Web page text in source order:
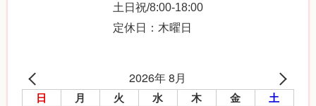
土日祝/8:00-18:00
定休日：木曜日
2026年 8月
日 月 火 水 木 金 土